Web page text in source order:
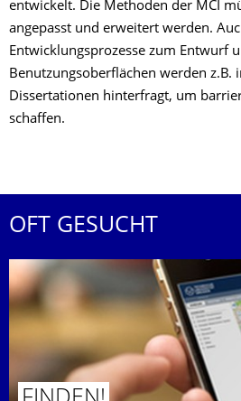
entwickelt. Die Methoden der MCI
angepasst und erweitert werden.
Entwicklungsprozesse zum Entwurf
Benutzungsoberflächen werden z.B.
Dissertationen hinterfragt, um
schaffen.
OFT GESUCHT